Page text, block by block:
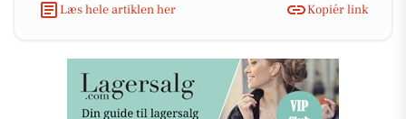
Læs hele artiklen her
Kopiér link